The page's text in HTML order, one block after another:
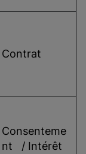
Contrat
Consenteme
nt   / Intérêt